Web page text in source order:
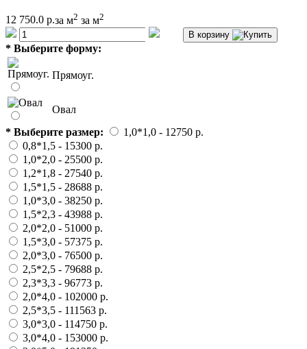
12 750.0 р.за м2 за м2
В корзину
* Выберите форму:
Прямоуг.
Овал
* Выберите размер: 1,0*1,0 - 12750 p.
0,8*1,5 - 15300 p.
1,0*2,0 - 25500 p.
1,2*1,8 - 27540 p.
1,5*1,5 - 28688 p.
1,0*3,0 - 38250 p.
1,5*2,3 - 43988 p.
2,0*2,0 - 51000 p.
1,5*3,0 - 57375 p.
2,0*3,0 - 76500 p.
2,5*2,5 - 79688 p.
2,3*3,3 - 96773 p.
2,0*4,0 - 102000 p.
2,5*3,5 - 111563 p.
3,0*3,0 - 114750 p.
3,0*4,0 - 153000 p.